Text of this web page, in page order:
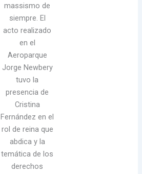
massismo de
siempre. El
acto realizado
en el
Aeroparque
Jorge Newbery
tuvo la
presencia de
Cristina
Fernández en el
rol de reina que
abdica y la
temática de los
derechos